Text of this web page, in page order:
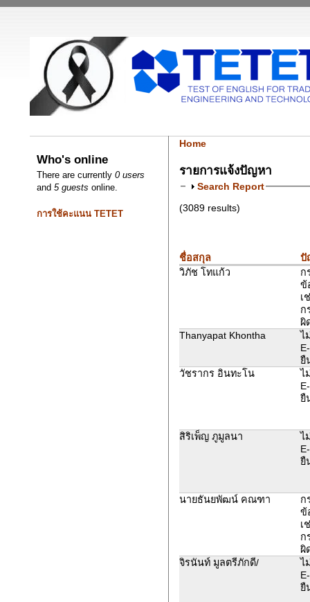
Who's online
There are currently0 users
and5 guests online.
การใช้คะแนน TETET
Home
รายการแจ้งปัญหา
Search Report
(3089 results)
ชื่อสกุล
ปั
วิภัช โทแก้ว
ก
ข้
เ
ก
ผิ
Thanyapat Khontha
ไ
ยื
วัชรากร อินทะโน
ไ
ยื
สิริเพ็ญ ภูมูลนา
ไ
ยื
นายธันยพัฒน์ คณฑา
ก
ข้
เ
ก
ผิ
จิรนันท์ มูลตรีภักดี/
ไ
ยื